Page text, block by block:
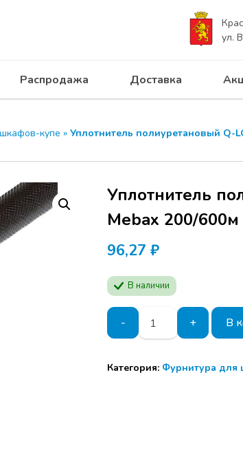
ул.
Распродажа Доставка
купе » Уплотнитель полиуретановый Q-
Уплотнитель
Mebax 200/600м
96,27 ₽
В наличии
-
Количество
товара
полиуретановый
+ В
Категория: Фурнитура для